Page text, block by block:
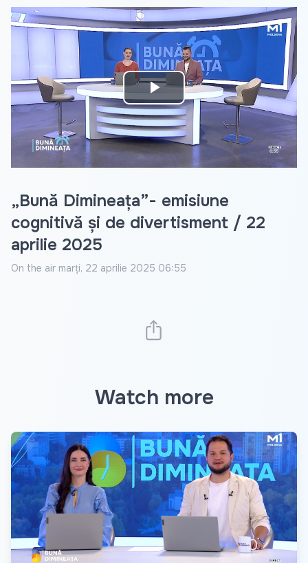
Play
Video
„Bună Dimineața”- emisiune
cognitivă și de divertisment / 22
aprilie 2025
On the air marți, 22 aprilie 2025 06:55
Watch more